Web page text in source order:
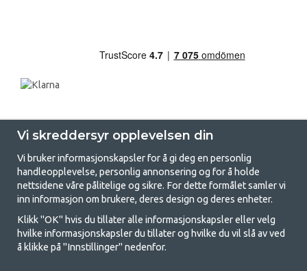
GetCamping - Din butikk for camping
og friluftsliv
Camping kan enten være en livsstil eller en måte å samle familien for et
felles eventyr. Uansett hvilken kategori du tilhører, finner du alt du
Vi skreddersyr opplevelsen din
Vi bruker informasjonskapsler for å gi deg en personlig
handleopplevelse, personlig annonsering og for å holde
nettsidene våre pålitelige og sikre. For dette formålet samler vi
inn informasjon om brukere, deres design og deres enheter.
Klikk "OK" hvis du tillater alle informasjonskapsler eller velg
hvilke informasjonskapsler du tillater og hvilke du vil slå av ved
å klikke på "Innstillinger" nedenfor.